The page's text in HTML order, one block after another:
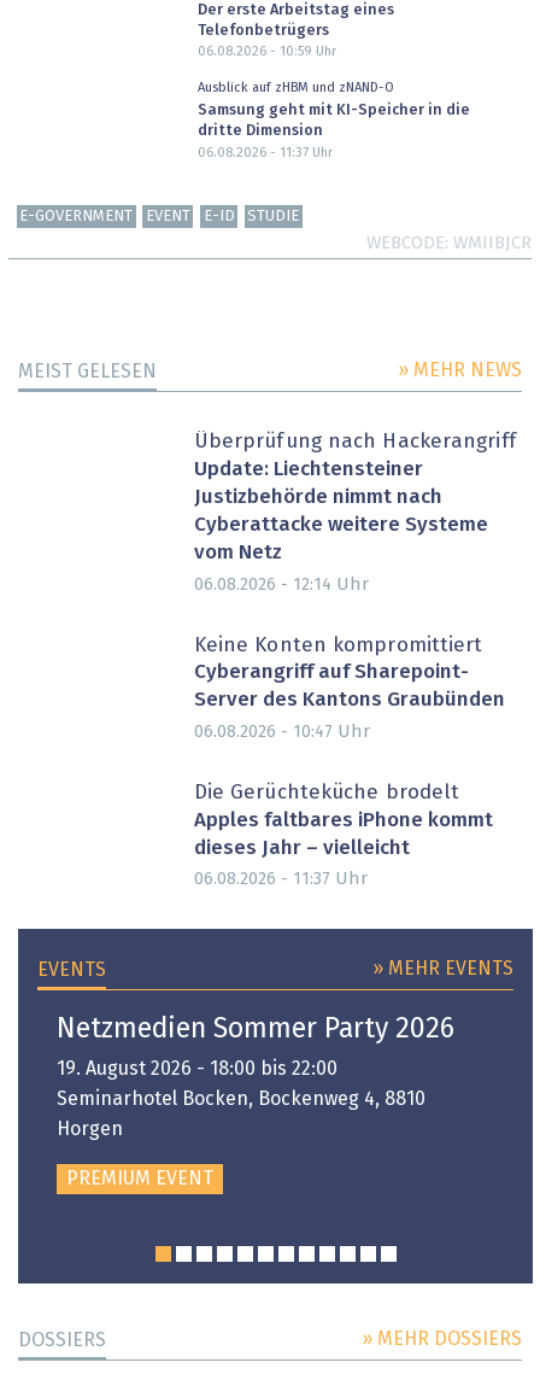
Der erste Arbeitstag eines
Telefonbetrügers
06.08.2026 - 10:59 Uhr
Ausblick auf zHBM und zNAND-O
Samsung geht mit KI-Speicher in die
dritte Dimension
06.08.2026 - 11:37Uhr
E-GOVERNMENT EVENT E-ID STUDIE
WEBCODE WMIIBJCR
MEIST GELESEN » MEHR NEWS
Überprüfung nach Hackerangriff
Update: Liechtensteiner
Justizbehörde nimmt nach
Cyberattacke weitere Systeme
vom Netz
06.08.2026 - 12:14 Uhr
Keine Konten kompromittiert
Cyberangriff auf Sharepoint-
Server des Kantons Graubünden
06.08.2026 - 10:47 Uhr
Die Gerüchteküche brodelt
Apples faltbares iPhone kommt
dieses Jahr – vielleicht
06.08.2026 - 11:37 Uhr
EVENTS » MEHR EVENTS
Netzmedien Sommer Party 2026
19. August 2026 - 18:00 bis 22:00
Seminarhotel Bocken, Bockenweg 4, 8810
Horgen
PREMIUM EVENT
DOSSIERS » MEHR DOSSIERS